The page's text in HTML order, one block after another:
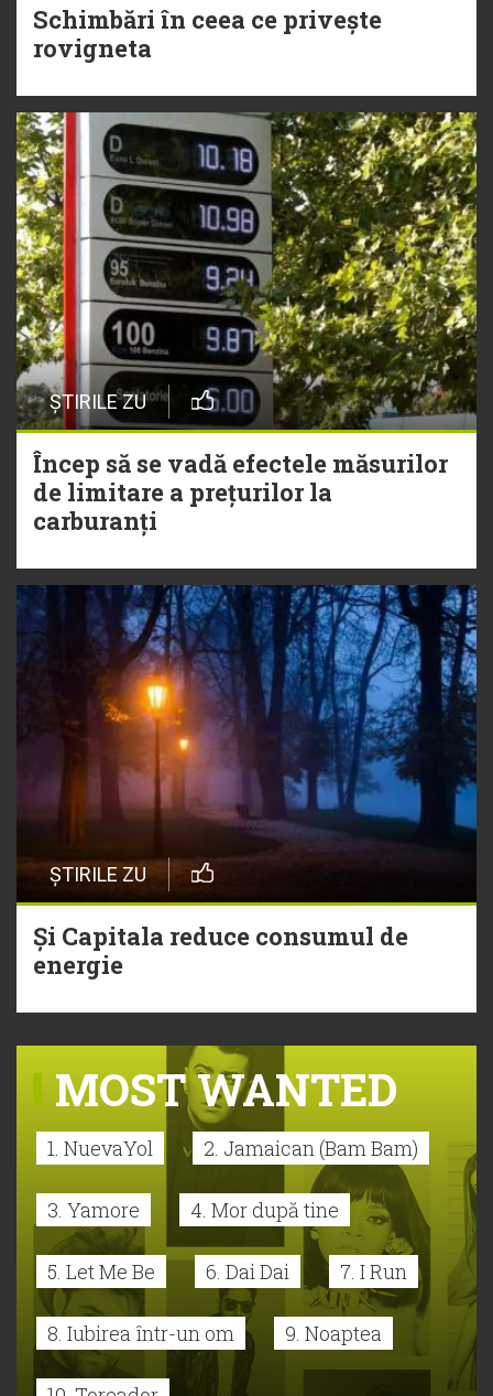
Schimbări în ceea ce privește
rovigneta
ȘTIRILE ZU
Încep să se vadă efectele măsurilor
de limitare a prețurilor la
carburanți
ȘTIRILE ZU
Și Capitala reduce consumul de
energie
MOST WANTED
1. NuevaYol 2. Jamaican (Bam Bam)
3. Yamore 4. Mor după tine
5. Let Me Be 6. Dai Dai 7. I Run
8. Iubirea într-un om 9. Noaptea